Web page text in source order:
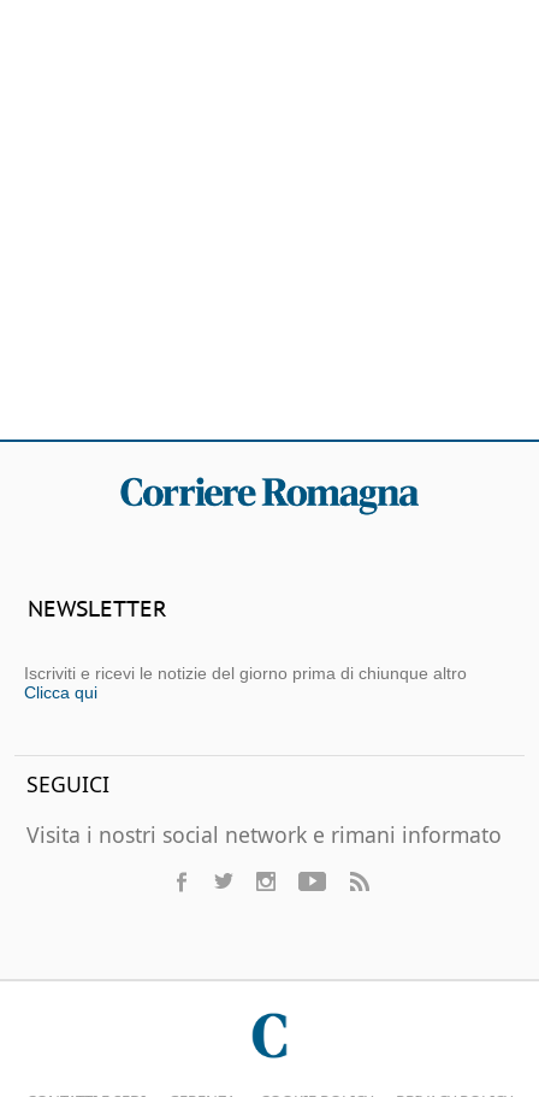
NEWSLETTER
Iscriviti e ricevi le notizie del giorno prima di chiunque altro
Clicca qui
SEGUICI
Visita i nostri social network e rimani informato